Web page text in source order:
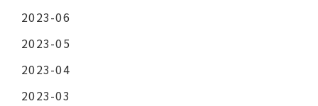
2023-06
2023-05
2023-04
2023-03